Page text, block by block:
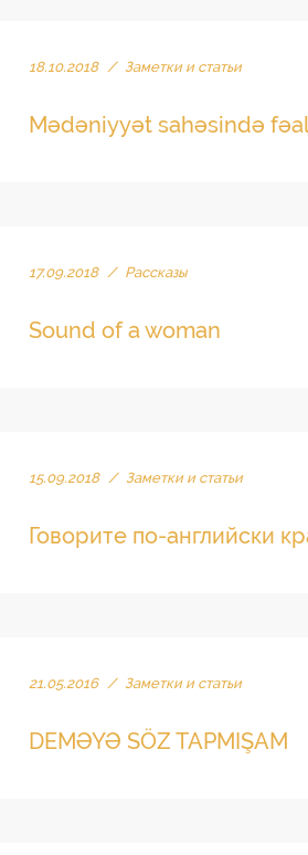
18.10.2018 / Заметки и статьи
Mədəniyyət sahəsində
17.09.2018 / Рассказы
Sound of a woman
15.09.2018 / Заметки и статьи
Говорите по-английски
21.05.2016 / Заметки и статьи
DEMƏYƏ SÖZ TAPMIŞAM